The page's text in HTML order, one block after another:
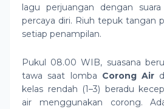
lagu perjuangan dengan
percaya diri. Riuh tepuk tangan
setiap penampilan.
Pukul 08.00 WIB, suasana
tawa saat lomba Corong Air
kelas rendah (1–3) beradu
air menggunakan corong.